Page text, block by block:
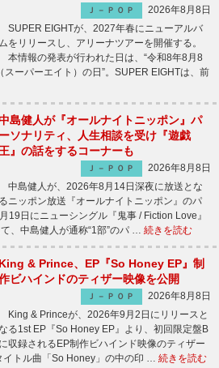
Ｊ－ＰＯＰ
2026年8月8日
SUPER EIGHTが、2027年春にニューアルバ
をリリースし、アリーナツアーを開催する。
本情報の発表が行われた日は、“令和8年8月8
スーパーエイト）の日”。SUPER EIGHTは、前
島健人が『オールナイトニッポン』パ
ーソナリティ、人生相談を受け『遊戯
王』の話をするコーナーも
Ｊ－ＰＯＰ
2026年8月8日
中島健人が、2026年8月14日深夜に放送とな
るニッポン放送『オールナイトニッポン』のパ
日にニューシングル『鬼事 / Fiction Love』
、中島健人が通称“1部”のパ … 続きを読む
King & Prince、EP『So Honey EP』制
ビハインドのティザー映像を公開
Ｊ－ＰＯＰ
2026年8月8日
King & Princeが、2026年9月2日にリリースと
る1st EP『So Honey EP』より、初回限定盤B
に収録されるEP制作ビハインド映像のティザー
トル曲「So Honey」の中の印 … 続きを読む